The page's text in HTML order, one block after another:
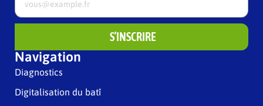
S’INSCRIRE
Navigation
Diagnostics
Digitalisation du batî